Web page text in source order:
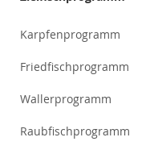
Karpfenprogramm
Friedfischprogramm
Wallerprogramm
Raubfischprogramm